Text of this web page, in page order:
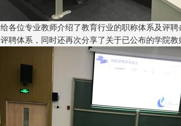
各位专业教师介绍了教育行业的职称体系及评
聘体系，同时还再次分享了关于已公布的学院教